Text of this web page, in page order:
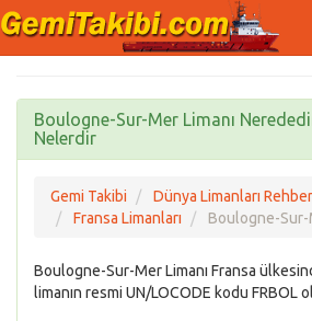
Boulogne-Sur-Mer Limanı
Nelerdir
Gemi Takibi
Dünya Limanları
Fransa Limanları
Boulogne-Sur-
Boulogne-Sur-Mer Limanı Fransa
limanın resmi UN/LOCODE kodu FRBOL